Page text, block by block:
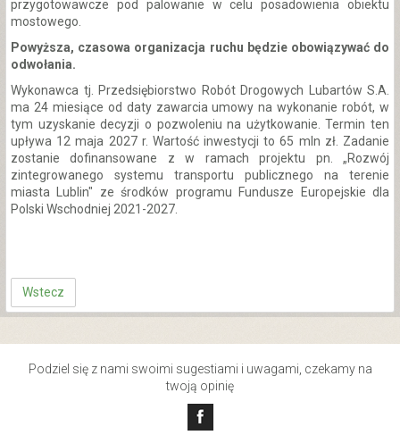
przygotowawcze pod palowanie w celu posadowienia obiektu
mostowego.
Powyższa, czasowa organizacja ruchu będzie obowiązywać do
odwołania.
Wykonawca tj. Przedsiębiorstwo Robót Drogowych Lubartów S.A.
ma 24 miesiące od daty zawarcia umowy na wykonanie robót, w
tym uzyskanie decyzji o pozwoleniu na użytkowanie. Termin ten
upływa 12 maja 2027 r. Wartość inwestycji to 65 mln zł. Zadanie
zostanie dofinansowane z w ramach projektu pn. „Rozwój
zintegrowanego systemu transportu publicznego na terenie
miasta Lublin" ze środków programu Fundusze Europejskie dla
Polski Wschodniej 2021-2027.
Wstecz
Podziel się z nami swoimi sugestiami i uwagami, czekamy na
twoją opinię